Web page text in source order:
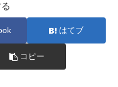
はてブ
コピー